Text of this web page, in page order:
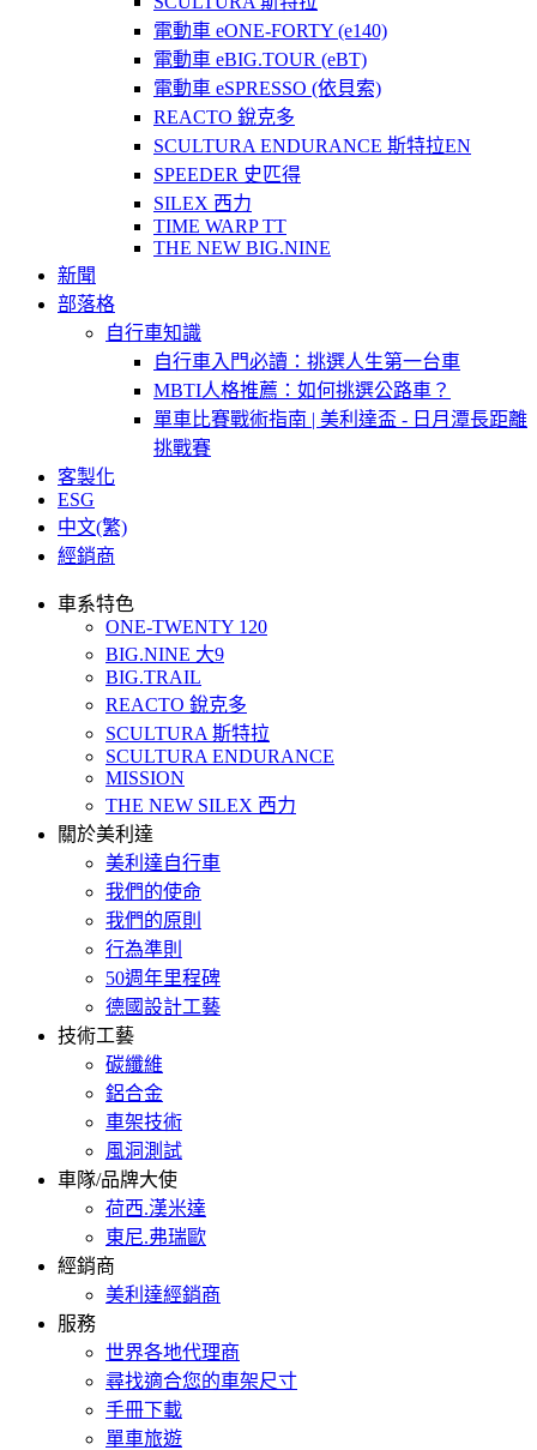
電動車 eONE-FORTY (e140)
電動車 eBIG.TOUR (eBT)
電動車 eSPRESSO (依貝索)
REACTO 銳克多
SCULTURA ENDURANCE 斯特拉EN
SPEEDER 史匹得
SILEX 西力
TIME WARP TT
THE NEW BIG.NINE
新聞
部落格
自行車知識
自行車入門必讀：挑選人生第一台車
MBTI人格推薦：如何挑選公路車？
單車比賽戰術指南 | 美利達盃 - 日月潭長距離
挑戰賽
客製化
ESG
中文(繁)
經銷商
車系特色
ONE-TWENTY 120
BIG.NINE 大9
BIG.TRAIL
REACTO 銳克多
SCULTURA 斯特拉
SCULTURA ENDURANCE
MISSION
THE NEW SILEX 西力
關於美利達
美利達自行車
我們的使命
我們的原則
行為準則
50週年里程碑
德國設計工藝
技術工藝
碳纖維
鋁合金
車架技術
風洞測試
車隊/品牌大使
荷西.漢米達
東尼.弗瑞歐
經銷商
美利達經銷商
服務
世界各地代理商
尋找適合您的車架尺寸
手冊下載
單車旅遊